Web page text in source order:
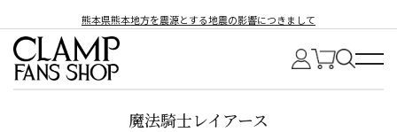
熊本県熊本地方を震源とする地震の影響につきまして
魔法騎士レイアース